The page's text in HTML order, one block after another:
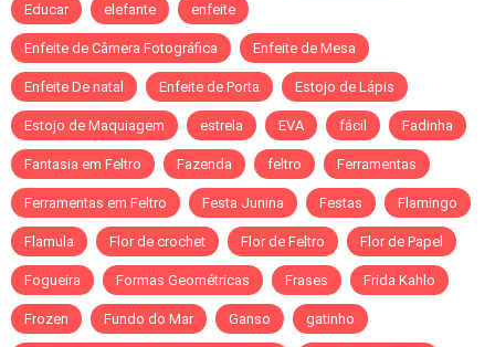
Educar elefante enfeite
Enfeite de Câmera Fotográfica Enfeite de Mesa
Enfeite De natal Enfeite de Porta Estojo de Lápis
Estojo de Maquiagem estrela EVA fácil Fadinha
Fantasia em Feltro Fazenda feltro Ferramentas
Ferramentas em Feltro Festa Junina Festas Flamingo
Flamula Flor de crochet Flor de Feltro Flor de Papel
Fogueira Formas Geométricas Frases Frida Kahlo
Frozen Fundo do Mar Ganso gatinho